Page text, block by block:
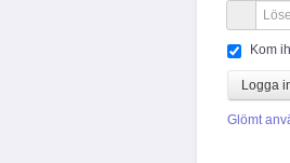
Kom
Logga
Glömt